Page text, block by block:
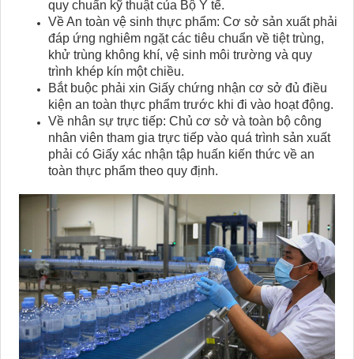
quy chuẩn kỹ thuật của Bộ Y tế.
Về An toàn vệ sinh thực phẩm: Cơ sở sản xuất phải
đáp ứng nghiêm ngặt các tiêu chuẩn về tiệt trùng,
khử trùng không khí, vệ sinh môi trường và quy
trình khép kín một chiều.
Bắt buộc phải xin Giấy chứng nhận cơ sở đủ điều
kiện an toàn thực phẩm trước khi đi vào hoạt động.
Về nhân sự trực tiếp: Chủ cơ sở và toàn bộ công
nhân viên tham gia trực tiếp vào quá trình sản xuất
phải có Giấy xác nhận tập huấn kiến thức về an
toàn thực phẩm theo quy định.